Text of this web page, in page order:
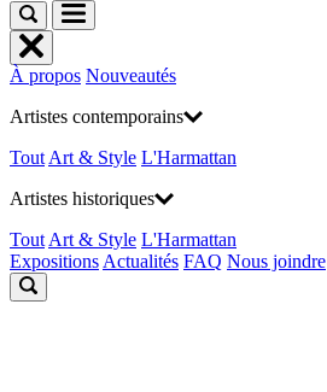
À propos Nouveautés
Artistes contemporains
Tout Art & Style L'Harmattan
Artistes historiques
Tout Art & Style L'Harmattan
Expositions Actualités FAQ Nous joindre